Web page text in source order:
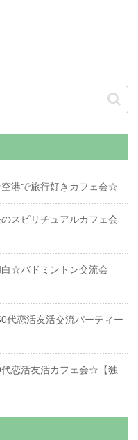
港で旅行好きカフェ会☆
スピリチュアルカフェ会
☆バドミントン交流会
恋活友活交流パーティー
恋活友活カフェ会☆【独